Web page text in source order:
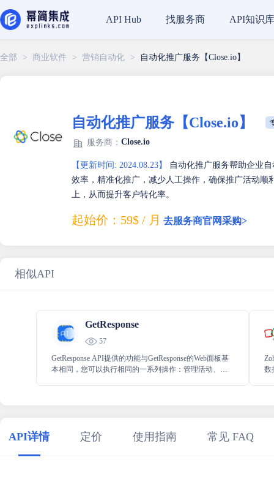
API Hub 找服务商 API知识库
全部 > 商业软件 > 营销自动化 > 自动化推广服务【Close.io】
自动化推广服务【Close.io】
服务商： Close.io
【更新时间: 2024.08.23】
自动化推广服务帮助企业
效率，精准化推广，减少人工操作，确保推广活动
上，从而提升客户转化率。
起始价：59$ / 月 去服务商官网采购>
相似API
GetResponse
57
GetResponse API提供的功能与GetResponse的Web面板基
本相同，您可以执行相同的一系列操作：管理活动、通
数
API详情 定价 使用指南 常见 FAQ